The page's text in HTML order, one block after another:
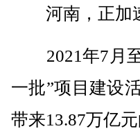
河南，正加速
2021年7月至
一批”项目建设
带来13.87万亿